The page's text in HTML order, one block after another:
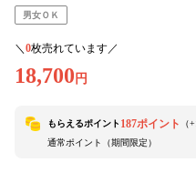
男女ＯＫ
＼ 0枚売れています／
18,700 円
もらえるポイント 187ポイント （+
通常ポイント（期間限定）